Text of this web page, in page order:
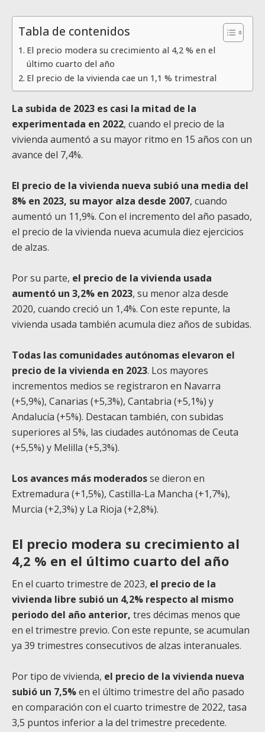
Tabla de contenidos
El precio modera su crecimiento al 4,2 % en el
último cuarto del año
El precio de la vivienda cae un 1,1 % trimestral
La subida de 2023 es casi la mitad de la
experimentada en 2022, cuando el precio de la
vivienda aumentó a su mayor ritmo en 15 años con un
avance del 7,4%.
El precio de la vivienda nueva subió una media del
8% en 2023, su mayor alza desde 2007, cuando
aumentó un 11,9%. Con el incremento del año pasado,
el precio de la vivienda nueva acumula diez ejercicios
de alzas.
Por su parte, el precio de la vivienda usada
aumentó un 3,2% en 2023, su menor alza desde
2020, cuando creció un 1,4%. Con este repunte, la
vivienda usada también acumula diez años de subidas.
Todas las comunidades autónomas elevaron el
precio de la vivienda en 2023. Los mayores
incrementos medios se registraron en Navarra
(+5,9%), Canarias (+5,3%), Cantabria (+5,1%) y
Andalucía (+5%). Destacan también, con subidas
superiores al 5%, las ciudades autónomas de Ceuta
(+5,5%) y Melilla (+5,3%).
Los avances más moderadosse dieron en
Extremadura (+1,5%), Castilla-La Mancha (+1,7%),
Murcia (+2,3%) y La Rioja (+2,8%).
El precio modera su crecimiento al
4,2 % en el último cuarto del año
En el cuarto trimestre de 2023, el precio de la
vivienda libre subió un 4,2% respecto al mismo
periodo del año anterior, tres décimas menos que
en el trimestre previo. Con este repunte, se acumulan
ya 39 trimestres consecutivos de alzas interanuales.
Por tipo de vivienda, el precio de la vivienda nueva
subió un 7,5%en el último trimestre del año pasado
en comparación con el cuarto trimestre de 2022, tasa
3,5 puntos inferior a la del trimestre precedente.